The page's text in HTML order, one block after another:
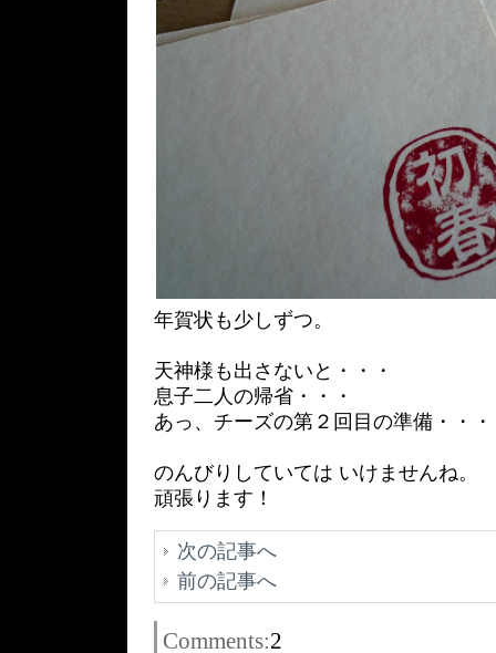
年賀状も少しずつ。
天神様も出さないと・・・
息子二人の帰省・・・
あっ、チーズの第２回目の準備・・・
のんびりしていては いけませんね。
頑張ります！
次の記事へ
前の記事へ
Comments:2